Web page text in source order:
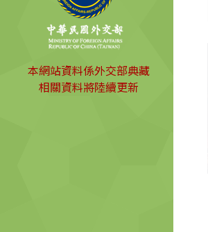
本網站資料係外交部典藏
相關資料將陸續更新